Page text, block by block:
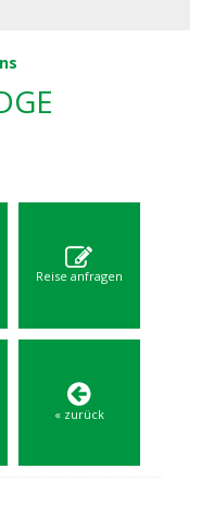
Reise anfragen
« zurück